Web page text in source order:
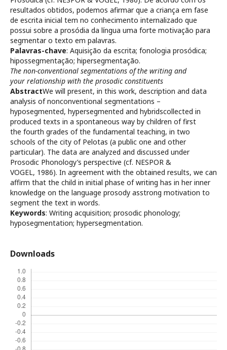
resultados obtidos, podemos afirmar que a criança em fase
de escrita inicial tem no conhecimento internalizado que
possui sobre a prosódia da língua uma forte motivação para
segmentar o texto em palavras.
Palavras-chave: Aquisição da escrita; fonologia prosódica;
hipossegmentação; hipersegmentação.
The non-conventional segmentations of the writing and
your relationship with the prosodic constituents
AbstractWe will present, in this work, description and data
analysis of nonconventional segmentations –
hyposegmented, hypersegmented and hybridscollected in
produced texts in a spontaneous way by children of first
the fourth grades of the fundamental teaching, in two
schools of the city of Pelotas (a public one and other
particular). The data are analyzed and discussed under
Prosodic Phonology’s perspective (cf. NESPOR &
VOGEL, 1986). In agreement with the obtained results, we can
affirm that the child in initial phase of writing has in her inner
knowledge on the language prosody asstrong motivation to
segment the text in words.
Keywords: Writing acquisition; prosodic phonology;
hyposegmentation; hypersegmentation.
Downloads